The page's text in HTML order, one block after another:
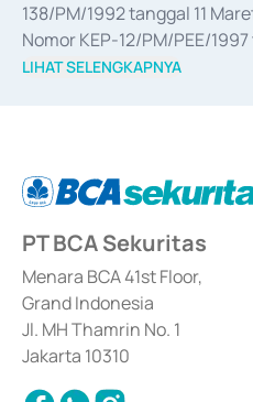
138/PM/1992 tanggal 11
Nomor KEP-12/PM/PEE/
merger, akuisisi, divestasi,
LIHAT SELENGKAPNYA
PT BCA Sekuritas
Menara BCA 41st Floor,
Grand Indonesia
Jl. MH Thamrin No. 1
Jakarta 10310